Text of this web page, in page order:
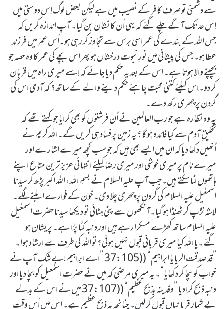
سے دشمنی تو صرف کافر کے نصیب میں ہے لیکن بعض لوگ اِس دوستی میں
اِس حد تک آگے چلے گئے کہ یہی اُن کا نشان بن گیا۔ آپ اندازہ کریں کہ
جس اللہ کے بندے کی عمر اسی برس سے تجاوز کر رہی ہو۔اُس عمر میں فرزند
عطا ہو۔ جس کی پیشانی میں نورِ نبوت درخشاں ہو پھر اس بچے کی عمر کا وہ حصہ جو
بچپنے والا ہوتا ہے۔ اس کے بعد یہ حکم دیا جائے کہ اِسے میری راہ میں قربان
کر دو۔اِس کیلئے کتنی محبت چاہئے حکم دینے والے کے ساتھ؟ کہ آدمی اس کی
گردن پر چھری رکھ دے۔
یہ وہ نظارہ ہے جو رب العالمین نے اُن فرشتوں کو بھی کرایا جو کہتے تھے کہ
تخلیق ِآدم سے کیا فائدہ ہو گا؟ یہ زمین پر فساد ہی کریں گے۔اللہ کریم نے
اُنھیں دکھا دیا کہ ان میں ایسے بھی ہیں کہ جو سب کچھ میرے اشارے اور
میرے نام پر میری خوشی اور میری رضا کیلئے انتہا ئی عزیز ترین متاع اپنے
ہاتھوں لٹا سکتے ہیں۔جب آپ علیہ السلام نے بسمِ اللہ، اللہ اکبر پڑھ کر سیدنا
اسمعٰیل علیہ السلام کی گردن پر چھری چلا دی۔ خون کے فوارے ابلنے لگے۔
لاشہ تڑپ کر ٹھنڈا ہو گیا۔آنکھوں سے پٹی ہٹائی تو دیکھا سیدنا حضرت اسمعٰیل
علیہ السلام ساتھ کھڑے مسکرا رہے ہیں اور دنبہ کٹا پڑا ہے۔ پریشان ہو
گئے۔یا اللہ کیا میری قربانی قبول نہیں ہوئی؟ تو اللہ کی طرف سے ارشاد ہوا۔
”قد صدقت الریا یا ابراہیم“ ((37:105 ”اے ابراہیم!بے شک آپ نے
خواب کو سچا کر دکھایا“۔ یہ میری مرضی کہ میں نے حضرت اسمٰعیل کو بچا دیا اور
دنبہ ذبح کرا دیا ”وفدینہ بذبح عظیم“ ((37:107 میں نے اس کے بدلے